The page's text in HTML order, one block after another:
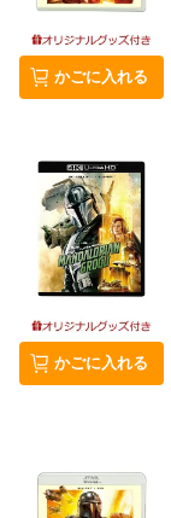
かごに入れる
かごに入れる